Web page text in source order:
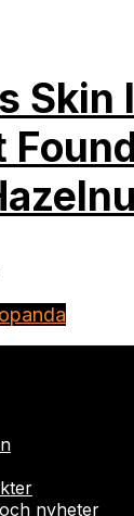
Skin
nyheter